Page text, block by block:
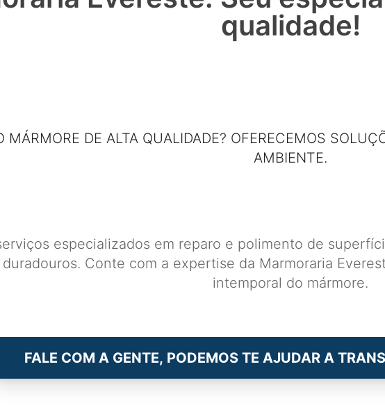
qualidade!
MÁRMORE DE ALTA QUALIDADE? OFERECEMOS
AMBIENTE.
especializados em reparo e polimento de
Conte com a expertise da Marmoraria
intemporal do mármore.
FALE COM A GENTE, PODEMOS TE AJUDAR A